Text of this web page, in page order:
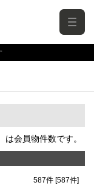
会員物件数です。
587件 [587件]